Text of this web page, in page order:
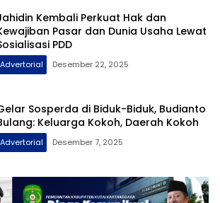
Kembali Perkuat Hak dan
Pasar dan Dunia Usaha Lewat
PDD
Advertorial Desember 22, 2025
Sosperda di Biduk-Biduk, Budianto
Keluarga Kokoh, Daerah Kokoh
Advertorial Desember 7, 2025